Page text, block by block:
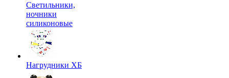
Светильники,
ночники
силиконовые
Нагрудники ХБ